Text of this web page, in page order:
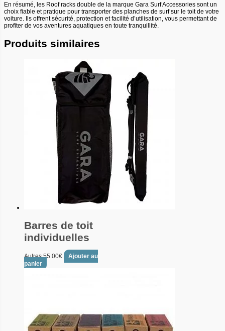
En résumé, les Roof racks double de la marque Gara Surf Accessories sont un
choix fiable et pratique pour transporter des planches de surf sur le toit de votre
voiture. Ils offrent sécurité, protection et facilité d’utilisation, vous permettant de
profiter de vos aventures aquatiques en toute tranquillité.
Produits similaires
Barres de toit
individuelles
Autres55.00€
Ajouter au
panier